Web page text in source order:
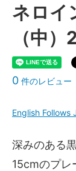
ネロイ
（中
0 件のレビュー
English Follows
深みのある
15cmのプレ